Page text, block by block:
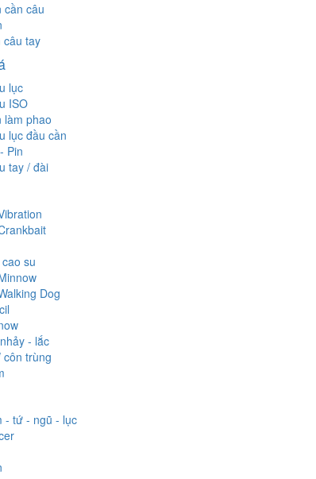
cần câu
câu tay
lục
ISO
làm phao
lục đầu cần
Pin
tay / đài
su
Dog
- lắc
côn trùng
- tứ - ngũ - lục